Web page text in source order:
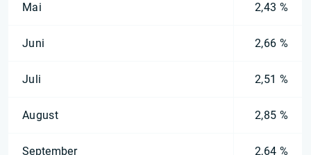
Mai 2,43 %
Juni 2,66 %
Juli 2,51 %
August 2,85 %
September 2,64 %